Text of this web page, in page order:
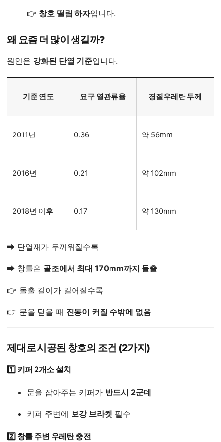
👉 창호 떨림 하자입니다.
왜 요즘 더 많이 생길까?
원인은 강화된 단열 기준입니다.
기준 연도 요구 열관류율 경질우레탄 두께
2011년 0.36 약 56mm
2016년 0.21 약 102mm
2018년 이후 0.17 약 130mm
➡ 단열재가 두꺼워질수록
➡ 창틀은 골조에서 최대 170mm까지 돌출
👉 돌출 길이가 길어질수록
👉 문을 닫을 때 진동이 커질 수밖에 없음
제대로 시공된 창호의 조건 (2가지)
1️⃣ 키퍼 2개소 설치
문을 잡아주는 키퍼가 반드시 2군데
키퍼 주변에 보강 브라켓 필수
2️⃣ 창틀 주변 우레탄 충전